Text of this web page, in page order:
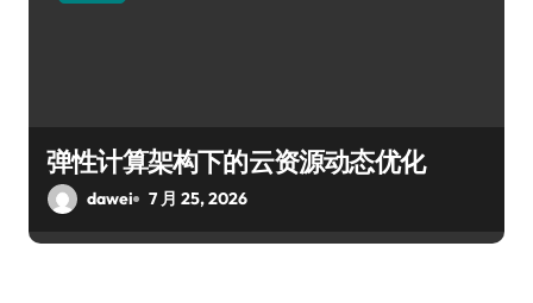
弹性计算架构下的云资源动态优化
dawei 7 月 25, 2026